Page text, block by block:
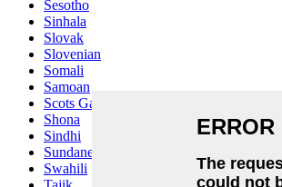
Sesotho
Sinhala
Slovak
Slovenian
Somali
Samoan
Scots Gaelic
Shona
Sindhi
Sundanese
Swahili